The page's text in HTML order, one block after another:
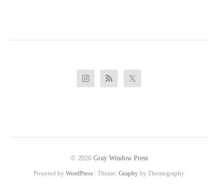
© 2026 Gray Window Press
Powered by WordPress | Theme: Graphy by Themegraphy